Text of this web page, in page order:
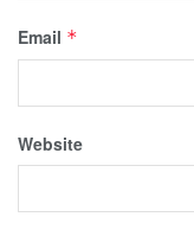
Email *
Website